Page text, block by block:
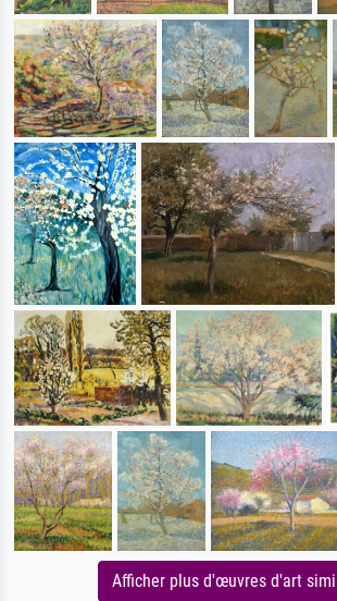
Afficher plus d'œuvres d'art